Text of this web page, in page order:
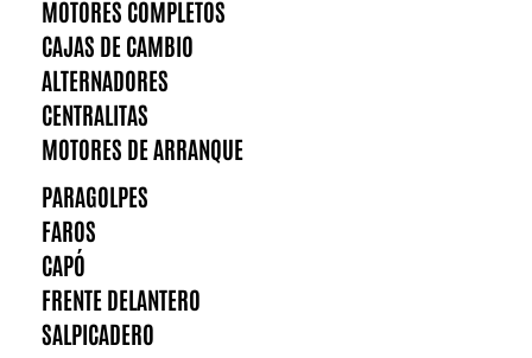
MOTORES COMPLETOS
CAJAS DE CAMBIO
ALTERNADORES
CENTRALITAS
MOTORES DE ARRANQUE
PARAGOLPES
FAROS
CAPÓ
FRENTE DELANTERO
SALPICADERO